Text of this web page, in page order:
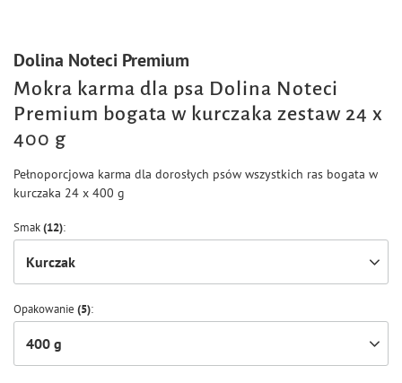
Dolina Noteci Premium
Mokra karma dla psa Dolina Noteci
Premium bogata w kurczaka zestaw 24 x
400 g
Pełnoporcjowa karma dla dorosłych psów wszystkich ras bogata w
kurczaka 24 x 400 g
Smak(12)
Kurczak
Opakowanie (5)
400 g